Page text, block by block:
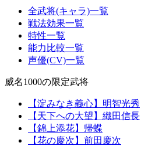
全武将(キャラ)一覧
戦法効果一覧
特性一覧
能力比較一覧
声優(CV)一覧
威名1000の限定武将
【淀みなき義心】明智光秀
【天下への大望】織田信長
【錦上添花】帰蝶
【花の慶次】前田慶次